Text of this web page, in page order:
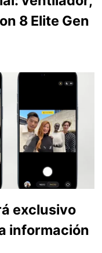
8 Elite Gen
exclusivo
información